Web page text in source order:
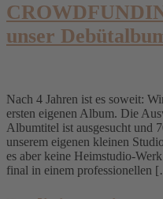
unser
Nach 4 Jahren ist es soweit:
ersten eigenen Album. Die
Albumtitel ist ausgesucht und
unserem eigenen kleinen
es aber keine Heimstudio-
final in einem professionellen